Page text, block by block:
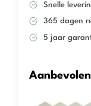
Snelle
365 dagen
5 jaar